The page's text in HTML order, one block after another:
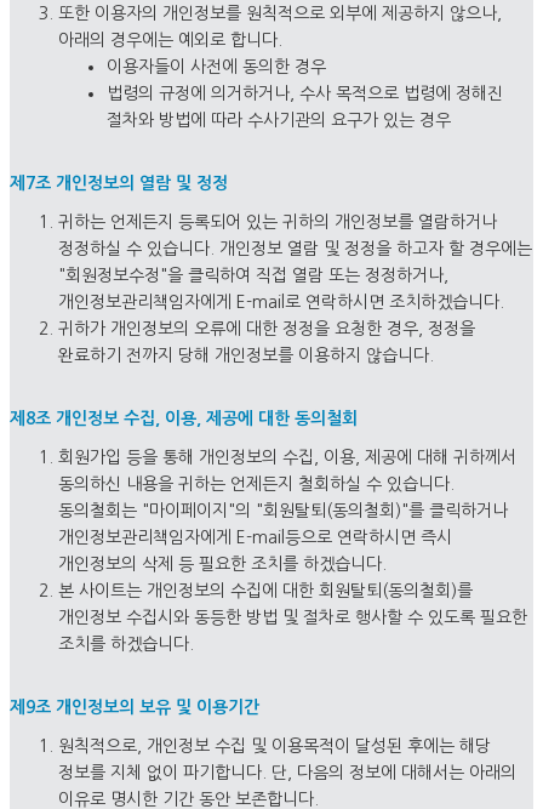
또한 이용자의 개인정보를 원칙적으로 외부에 제공하지 않으나,
아래의 경우에는 예외로 합니다.
이용자들이 사전에 동의한 경우
법령의 규정에 의거하거나, 수사 목적으로 법령에 정해진
절차와 방법에 따라 수사기관의 요구가 있는 경우
제7조 개인정보의 열람 및 정정
귀하는 언제든지 등록되어 있는 귀하의 개인정보를 열람하거나
정정하실 수 있습니다. 개인정보 열람 및 정정을 하고자 할 경우에는
"회원정보수정"을 클릭하여 직접 열람 또는 정정하거나,
개인정보관리책임자에게 E-mail로 연락하시면 조치하겠습니다.
귀하가 개인정보의 오류에 대한 정정을 요청한 경우, 정정을
완료하기 전까지 당해 개인정보를 이용하지 않습니다.
제8조 개인정보 수집, 이용, 제공에 대한 동의철회
회원가입 등을 통해 개인정보의 수집, 이용, 제공에 대해 귀하께서
동의하신 내용을 귀하는 언제든지 철회하실 수 있습니다.
동의철회는 "마이페이지"의 "회원탈퇴(동의철회)"를 클릭하거나
개인정보관리책임자에게 E-mail등으로 연락하시면 즉시
개인정보의 삭제 등 필요한 조치를 하겠습니다.
본 사이트는 개인정보의 수집에 대한 회원탈퇴(동의철회)를
개인정보 수집시와 동등한 방법 및 절차로 행사할 수 있도록 필요한
조치를 하겠습니다.
제9조 개인정보의 보유 및 이용기간
원칙적으로, 개인정보 수집 및 이용목적이 달성된 후에는 해당
정보를 지체 없이 파기합니다. 단, 다음의 정보에 대해서는 아래의
이유로 명시한 기간 동안 보존합니다.